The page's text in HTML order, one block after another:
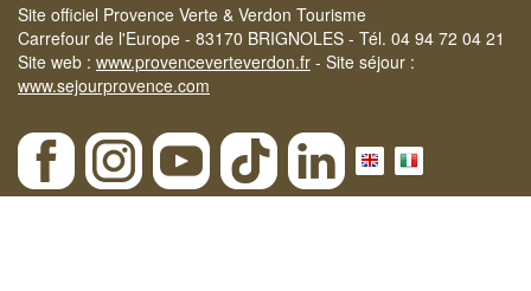
Site officiel Provence Verte & Verdon Tourisme
Carrefour de l'Europe - 83170 BRIGNOLES - Tél. 04 94 72 04 21
Site web : www.provenceverteverdon.fr - Site séjour :
www.sejourprovence.com